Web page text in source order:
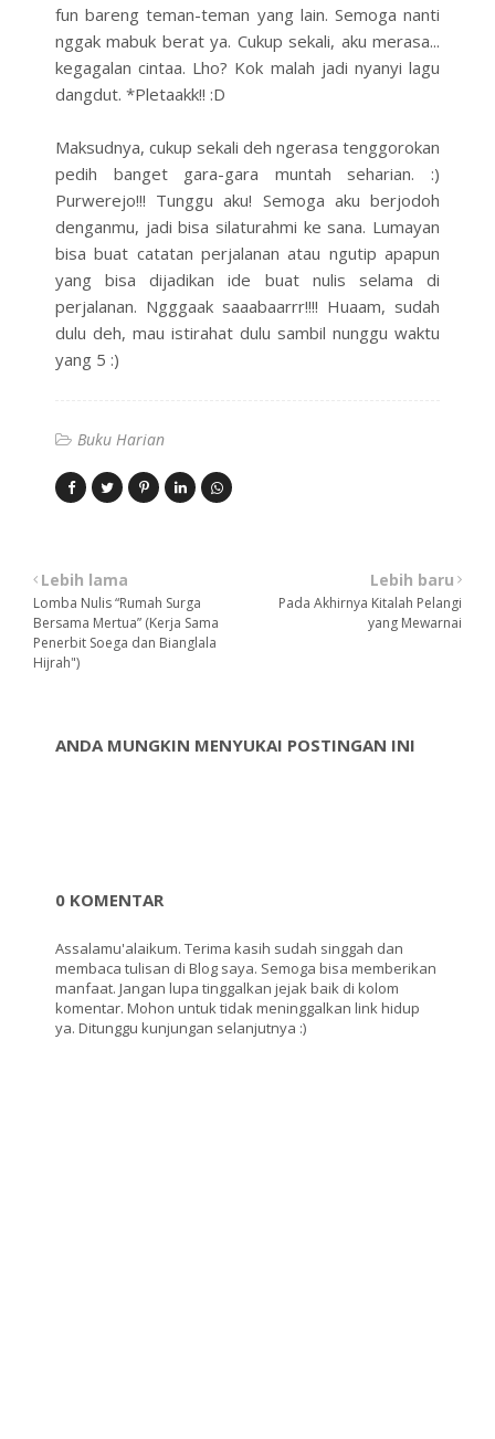
fun bareng teman-teman yang lain. Semoga nanti
nggak mabuk berat ya. Cukup sekali, aku merasa...
kegagalan cintaa. Lho? Kok malah jadi nyanyi lagu
dangdut. *Pletaakk!! :D
Maksudnya, cukup sekali deh ngerasa tenggorokan
pedih banget gara-gara muntah seharian. :)
Purwerejo!!! Tunggu aku! Semoga aku berjodoh
denganmu, jadi bisa silaturahmi ke sana. Lumayan
bisa buat catatan perjalanan atau ngutip apapun
yang bisa dijadikan ide buat nulis selama di
perjalanan. Ngggaak saaabaarrr!!!! Huaam, sudah
dulu deh, mau istirahat dulu sambil nunggu waktu
yang 5 :)
Buku Harian
Lebih baru
Pada Akhirnya Kitalah Pelangi
yang Mewarnai
Lebih lama
Lomba Nulis “Rumah Surga
Bersama Mertua” (Kerja Sama
Penerbit Soega dan Bianglala
Hijrah")
ANDA MUNGKIN MENYUKAI POSTINGAN INI
0 KOMENTAR
Assalamu'alaikum. Terima kasih sudah singgah dan
membaca tulisan di Blog saya. Semoga bisa memberikan
manfaat. Jangan lupa tinggalkan jejak baik di kolom
komentar. Mohon untuk tidak meninggalkan link hidup
ya. Ditunggu kunjungan selanjutnya :)